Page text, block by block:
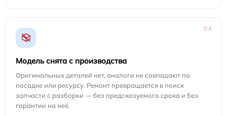
04
Модель снята с производства
Оригинальных деталей нет, аналоги не совпадают по
посадке или ресурсу. Ремонт превращается в поиск
запчасти с разборки — без предсказуемого срока и без
гарантии на неё.